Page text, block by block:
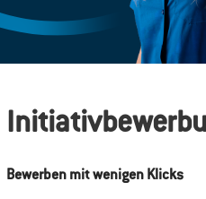
Bewerben mit wenigen Klicks